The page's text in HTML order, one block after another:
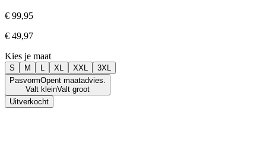
€ 99,95
€ 49,97
Kies je maat
S M L XL XXL
3XL
PasvormOpent maatadvies.
Valt kleinValt groot
Uitverkocht